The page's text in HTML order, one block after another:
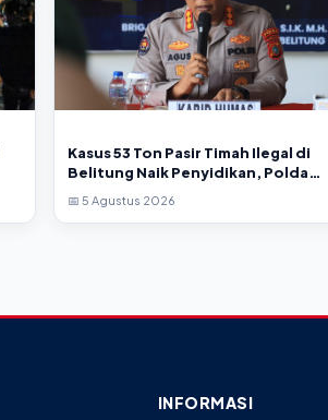
Kasus 53 Ton Pasir Timah Ilegal di
Belitung Naik Penyidikan, Polda
📅 5 Agustus 2026
INFORMASI